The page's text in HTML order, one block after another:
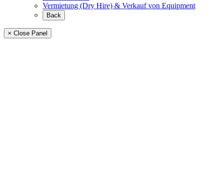
Vermietung (Dry Hire) & Verkauf von Equipment
Back
× Close Panel